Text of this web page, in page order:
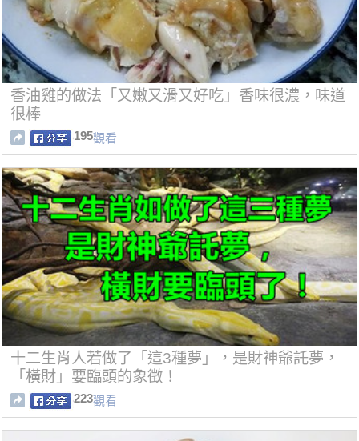
香油雞的做法「又嫩又滑又好吃」香味很濃，味道
很棒
195觀看
十二生肖人若做了「這3種夢」，是財神爺託夢，
「橫財」要臨頭的象徵！
223觀看